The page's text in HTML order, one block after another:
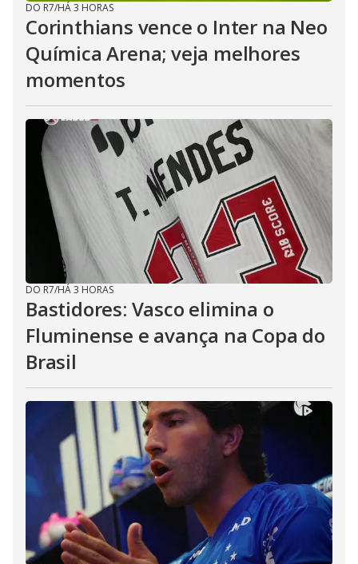
DO R7/HÁ 3 HORAS
Corinthians vence o Inter na Neo
Química Arena; veja melhores
momentos
DO R7/HÁ 3 HORAS
Bastidores: Vasco elimina o
Fluminense e avança na Copa do
Brasil